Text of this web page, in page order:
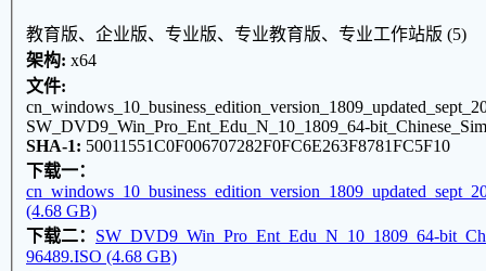
教育版、企业版、专业版、专业教育版、专业工作站版 (5)
架构: x64
文件:
SW_DVD9_Win_Pro_Ent_Edu_N_10_1809_64-
SHA-1: 50011551C0F006707282F0FC6E263F8781FC5F10
下载一：
(4.68 GB)
下载二： SW_DVD9_Win_Pro_Ent_Edu_N_10_1809_64-
96489.ISO (4.68 GB)